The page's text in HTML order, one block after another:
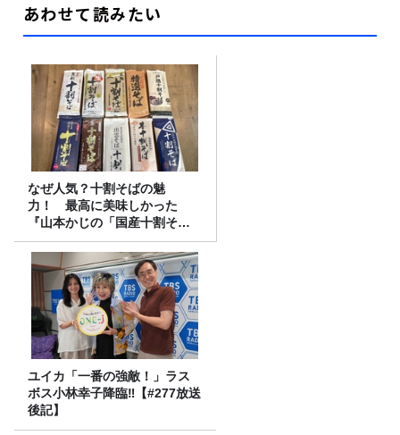
あわせて読みたい
なぜ人気？十割そばの魅
力！ 最高に美味しかった
『山本かじの「国産十割そ
ば」』とは？【十割そば10種
食べ比べ】
ユイカ「一番の強敵！」ラス
ボス小林幸子降臨‼【#277放送
後記】